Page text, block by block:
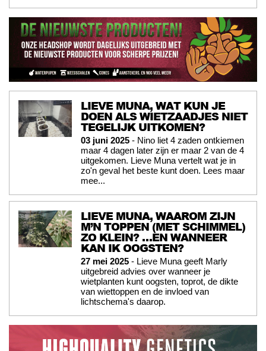
LIEVE MUNA, WAT KUN JE
DOEN ALS WIETZAADJES NIET
TEGELIJK UITKOMEN?
03 juni 2025 - Nino liet 4 zaden ontkiemen
maar 4 dagen later zijn er maar 2 van de 4
uitgekomen. Lieve Muna vertelt wat je in
zo'n geval het beste kunt doen. Lees maar
mee...
LIEVE MUNA, WAAROM ZIJN
M’N TOPPEN (MET SCHIMMEL)
ZO KLEIN? …EN WANNEER
KAN IK OOGSTEN?
27 mei 2025 - Lieve Muna geeft Marly
uitgebreid advies over wanneer je
wietplanten kunt oogsten, toprot, de dikte
van wiettoppen en de invloed van
lichtschema's daarop.